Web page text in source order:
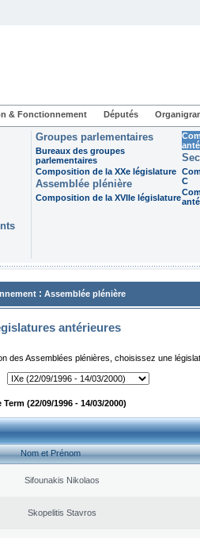
& Fonctionnement Députés
Groupes parlementaires
Bureaux des groupes
parlementaires
Composition de la XXe législature
Assemblée plénière
Composition de la XVIIe législature
C
: Assemblée plénière
antérieures
des Assemblées plénières, choisissez une
(22/09/1996 - 14/03/2000)
Nom et Prénom
Sifounakis Nikolaos
Skopelitis Stavros